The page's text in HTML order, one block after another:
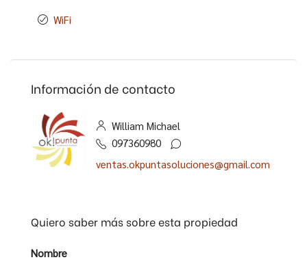
WiFi
Información de contacto
William Michael
097360980
ventas.okpuntasoluciones@gmail.com
Quiero saber más sobre esta propiedad
Nombre